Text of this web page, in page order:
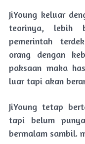
JiYoung keluar
teorinya, lebih
pemerintah
orang dengan
paksaan maka
luar tapi akan
JiYoung tetap
tapi belum
bermalam sambil.